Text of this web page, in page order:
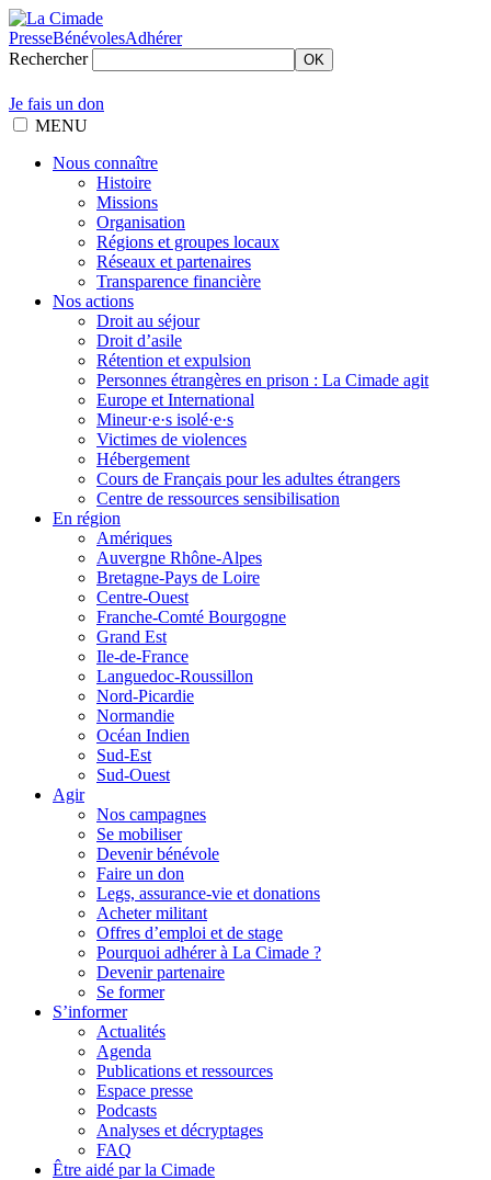
PresseBénévolesAdhérer
Rechercher
OK
Je fais un don
MENU
Nous connaître
Histoire
Missions
Organisation
Régions et groupes locaux
Réseaux et partenaires
Transparence financière
Nos actions
Droit au séjour
Droit d’asile
Rétention et expulsion
Personnes étrangères en prison : La Cimade agit
Europe et International
Mineur·e·s isolé·e·s
Victimes de violences
Hébergement
Cours de Français pour les adultes étrangers
Centre de ressources sensibilisation
En région
Amériques
Auvergne Rhône-Alpes
Bretagne-Pays de Loire
Centre-Ouest
Franche-Comté Bourgogne
Grand Est
Ile-de-France
Languedoc-Roussillon
Nord-Picardie
Normandie
Océan Indien
Sud-Est
Sud-Ouest
Agir
Nos campagnes
Se mobiliser
Devenir bénévole
Faire un don
Legs, assurance-vie et donations
Acheter militant
Offres d’emploi et de stage
Pourquoi adhérer à La Cimade ?
Devenir partenaire
Se former
S’informer
Actualités
Agenda
Publications et ressources
Espace presse
Podcasts
Analyses et décryptages
FAQ
Être aidé par la Cimade